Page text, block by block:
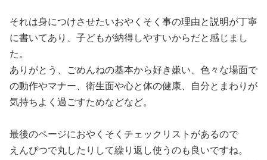
それは身につけさせたいおやくそく事の理由と説明が丁寧
に書いてあり、子どもが納得しやすいからだと感じまし
た。
ありがとう、ごめんねの基本から好き嫌い、色々な場面で
の動作やマナー、衛生面や心と体の健康、自分とまわりが
気持ちよく過ごすためなどなど。
最後のページにおやくそくチェックリストがあるので
えんぴつで丸したりして繰り返し使うのも良いですね。